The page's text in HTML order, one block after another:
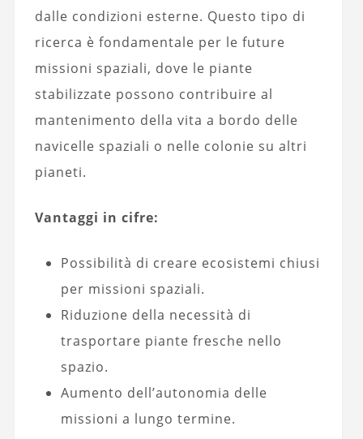
dalle condizioni esterne. Questo tipo di
ricerca è fondamentale per le future
missioni spaziali, dove le piante
stabilizzate possono contribuire al
mantenimento della vita a bordo delle
navicelle spaziali o nelle colonie su altri
pianeti.
Vantaggi in cifre:
Possibilità di creare ecosistemi chiusi
per missioni spaziali.
Riduzione della necessità di
trasportare piante fresche nello
spazio.
Aumento dell’autonomia delle
missioni a lungo termine.